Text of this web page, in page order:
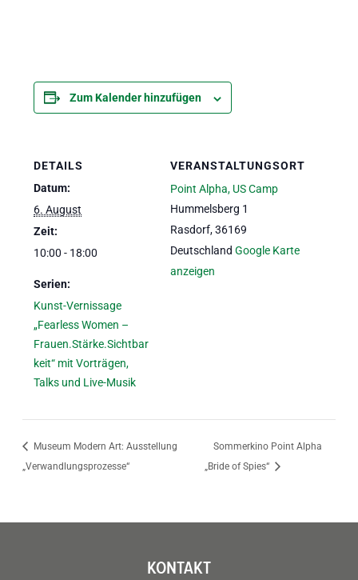
Zum Kalender hinzufügen
DETAILS
Datum:
6. August
Zeit:
10:00 - 18:00
Serien:
Kunst-Vernissage
„Fearless Women –
Frauen.Stärke.Sichtbar
keit“ mit Vorträgen,
Talks und Live-Musik
VERANSTALTUNGSORT
Point Alpha, US Camp
Hummelsberg 1
Rasdorf, 36169
Deutschland Google Karte
anzeigen
Museum Modern Art: Ausstellung
„Verwandlungsprozesse“
Sommerkino Point Alpha
„Bride of Spies“
KONTAKT